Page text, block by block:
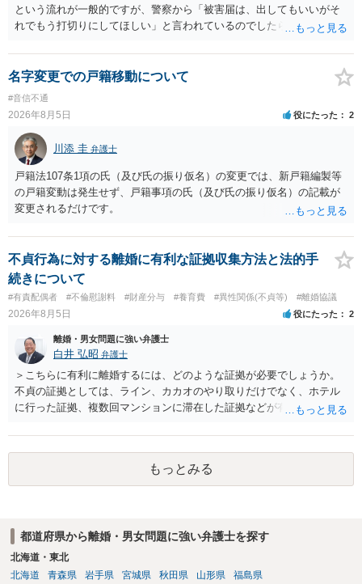
という流れが一般的ですが、警察から「被害届は、出してもいいがそ
れでもう打切りにしてほしい」と言われているのでしたら、あまり結
検察庁に訴えるのもありかもしれないですが、実際に捜査をするの
は、結局所轄だと思われますので、やはり結論は変わらないかもしれ
ないです。 一度、最寄りの「刑事に強い」とうたっている弁護士に相
談してみてはいかがでしょうか。 以上、ご参考まで。
名字変更での戸籍移動について
#音信不通
2026年8月5日 役にたった 2
川添 圭 弁護士
戸籍法107条1項の氏（及び氏の振り仮名）の変更では、新戸籍編製等
の戸籍変動は発生せず、戸籍事項の氏（及び氏の振り仮名）の記載が
変更されるだけです。
不貞行為に対する離婚に有利な証拠収集方法と法的手
続きについて
#有責配偶者 #不倫慰謝料 #財産分与 #養育費 #異性関係(不貞等) #離婚協議
2026年8月5日 役にたった 2
離婚・男女問題に強い弁護士
白井 弘昭 弁護士
＞こちらに有利に離婚するには、どのような証拠が必要でしょうか。
不貞の証拠としては、ライン、カカオのやり取りだけでなく、ホテル
に行った証拠、複数回マンションに滞在した証拠などが有効です。 不
婚する、慰謝料をとるなど）ことができると思われます。 ただし、不
貞発覚後、長期間同居を続けると、不貞を許したとの評価につながる
場合がありますので、ご注意ください。 以上、ご参考まで。
もっとみる
都道府県から離婚・男女問題に強い弁護士を探す
北海道・東北
北海道
青森県 岩手県 宮城県 秋田県 山形県 福島県